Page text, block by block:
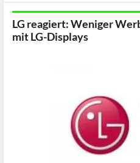
LG reagiert: Weniger
mit LG-Displays